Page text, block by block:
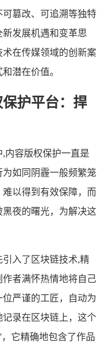
可篡改、可追溯等独特
发展机遇和变革思
在传媒领域的创新案
潜在价值。
护平台：捍
内容版权保护一直是
如同阴霾一般频繁笼
以得到有效保障，而
夜的曙光，为解决这
入了区块链技术,精
者满怀热情地将自己
严谨的工匠，自动为
录在区块链上，这个
它精确地包含了作品